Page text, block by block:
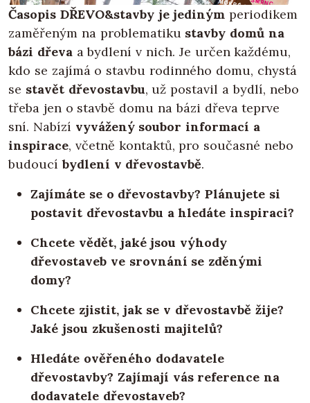
Časopis DŘEVO&stavby je jediným periodikem
zaměřeným na problematiku stavby domů na
bázi dřevaa bydlení v nich. Je určen každému,
kdo se zajímá o stavbu rodinného domu, chystá
se stavět dřevostavbu, už postavil a bydlí, nebo
třeba jen o stavbě domu na bázi dřeva teprve
sní. Nabízí vyvážený soubor informací a
inspirace, včetně kontaktů, pro současné nebo
budoucíbydlení v dřevostavbě.
Zajímáte se o dřevostavby? Plánujete si
postavit dřevostavbu a hledáte inspiraci?
Chcete vědět, jaké jsou výhody
dřevostaveb ve srovnání se zděnými
domy?
Chcete zjistit, jak se v dřevostavbě žije?
Jaké jsou zkušenosti majitelů?
Hledáte ověřeného dodavatele
dřevostavby? Zajímají vás reference na
dodavatele dřevostaveb?